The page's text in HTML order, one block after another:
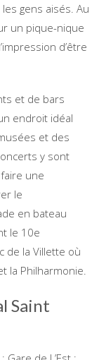
gens aisés. Au
un pique-nique
d’être
et de bars
endroit idéal
et des
y sont
une
le
en bateau
le 10e
de la Villette où
la Philharmonie.
Saint